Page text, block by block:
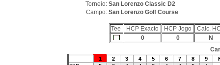
Torneio: San Lorenzo Classic D2
Campo: San Lorenzo Golf Course
Tee HCP Exacto HCP Jogo
Calc.
0
0
N
1 2 3 4 5 6 7 8 9